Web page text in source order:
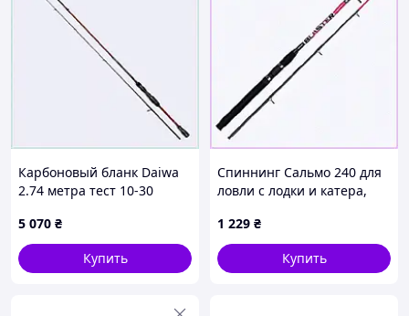
Карбоновый бланк Daiwa
2.74 метра тест 10-30
5 070 ₴
Купить
Спиннинг Сальмо 240 для
ловли с лодки и катера,
1 229 ₴
Купить